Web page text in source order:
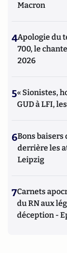
Macron
4Apologie du
700, le
2026
5« Sionistes,
GUD à LFI,
6Bons baisers
derrière les
Leipzig
7Carnets
du RN aux
déception -